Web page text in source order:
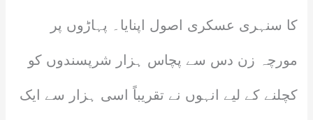
کا سنہری عسکری اصول اپنایا۔ پہاڑوں پر
مورچہ زن دس سے پچاس ہزار شرپسندوں کو
کچلنے کے لیے انہوں نے تقریباً اسی ہزار سے ایک